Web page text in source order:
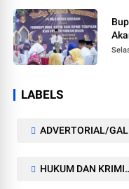
LABELS
ADVERTORIAL/GALERI
HUKUM DAN KRIMINAL